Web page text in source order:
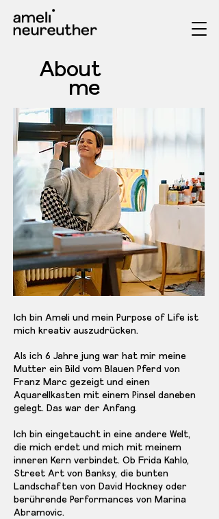
About
me
Ich bin Ameli und mein Purpose of Life ist
mich kreativ auszudrücken.
Als ich 6 Jahre jung war hat mir meine
Mutter ein Bild vom Blauen Pferd von
Franz Marc gezeigt und einen
Aquarellkasten mit einem Pinsel daneben
gelegt. Das war der Anfang.
Ich bin eingetaucht in eine andere Welt,
die mich erdet und mich mit meinem
inneren Kern verbindet. Ob Frida Kahlo,
Street Art von Banksy, die bunten
Landschaften von David Hockney oder
berührende Performances von Marina
Abramovic.